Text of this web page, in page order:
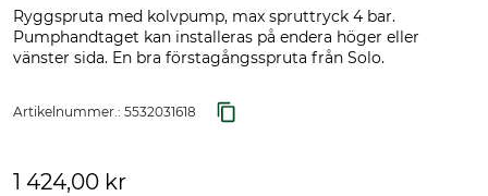
Ryggspruta med kolvpump, max spruttryck 4 bar.
Pumphandtaget kan installeras på endera höger eller
vänster sida. En bra förstagångsspruta från Solo.
Artikelnummer.: 5532031618
1 424,00 kr